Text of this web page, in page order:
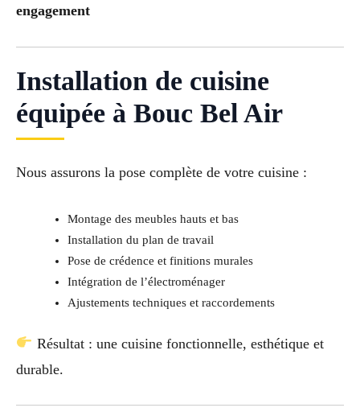
engagement
Installation de cuisine
équipée à Bouc Bel Air
Nous assurons la pose complète de votre cuisine :
Montage des meubles hauts et bas
Installation du plan de travail
Pose de crédence et finitions murales
Intégration de l’électroménager
Ajustements techniques et raccordements
Résultat : une cuisine fonctionnelle, esthétique et
durable.